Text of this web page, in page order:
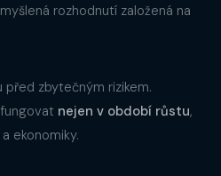
rozhodnutí založená na
zbytečným rizikem.
nejen v období růstu,
ekonomiky.